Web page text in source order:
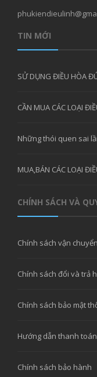
TIN MỚI
SỬ DỤNG ĐIỀU HÒA
CẦN MUA CÁC LOẠI
Những thói quen sai
MUA,BÁN CÁC LOẠI
CHÍNH SÁCH VÀ
Chính sách vận chuyển
Chính sách đổi và trả
Chính sách bảo mật
Hướng dẫn thanh toán
Chính sách bảo hành